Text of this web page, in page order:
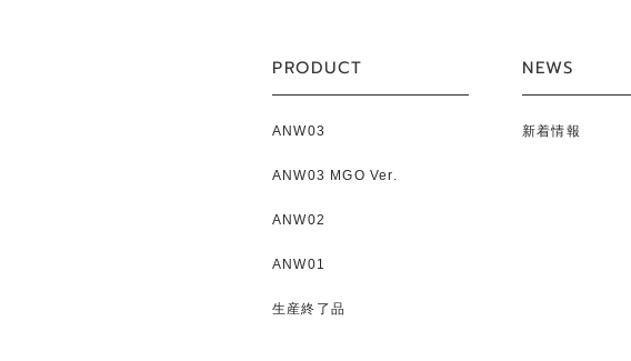
PRODUCT
ANW03
ANW03 MGO Ver.
ANW02
ANW01
生産終了品
NEWS
新着情報